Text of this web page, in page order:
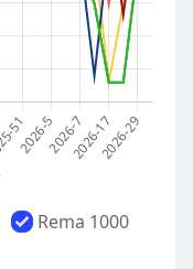
Rema 1000